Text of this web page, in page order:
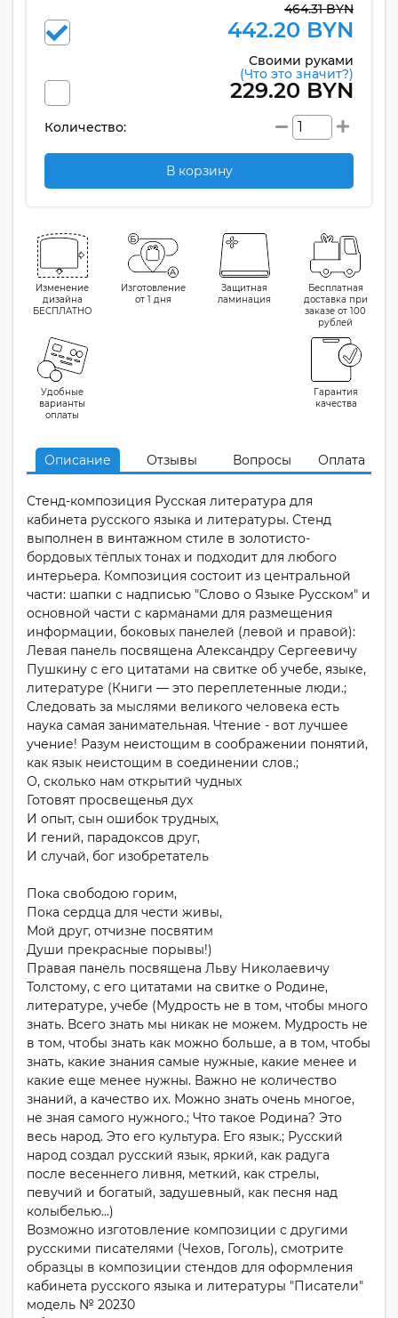
464.31 BYN
442.20 BYN
Своими руками
(Что это значит?)
229.20 BYN
Количество:
В корзину
Изменение
дизайна
БЕСПЛАТНО
Изготовление
от 1 дня
Защитная
ламинация
Бесплатная
доставка при
заказе от 100
рублей
Удобные
варианты
оплаты
Гарантия
качества
Описание Отзывы Вопросы Оплата
Стенд-композиция Русская литература для
кабинета русского языка и литературы. Стенд
выполнен в винтажном стиле в золотисто-
бордовых тёплых тонах и подходит для любого
интерьера. Композиция состоит из центральной
части: шапки с надписью "Слово о Языке Русском" и
основной части с карманами для размещения
информации, боковых панелей (левой и правой):
Левая панель посвящена Александру Сергеевичу
Пушкину с его цитатами на свитке об учебе, языке,
литературе (Книги — это переплетенные люди.;
Следовать за мыслями великого человека есть
наука самая занимательная. Чтение - вот лучшее
учение! Разум неистощим в соображении понятий,
как язык неистощим в соединении слов.;
О, сколько нам открытий чудных
Готовят просвещенья дух
И опыт, сын ошибок трудных,
И гений, парадоксов друг,
И случай, бог изобретатель
Пока свободою горим,
Пока сердца для чести живы,
Мой друг, отчизне посвятим
Души прекрасные порывы!)
Правая панель посвящена Льву Николаевичу
Толстому, с его цитатами на свитке о Родине,
литературе, учебе (Мудрость не в том, чтобы много
знать. Всего знать мы никак не можем. Мудрость не
в том, чтобы знать как можно больше, а в том, чтобы
знать, какие знания самые нужные, какие менее и
какие еще менее нужны. Важно не количество
знаний, а качество их. Можно знать очень многое,
не зная самого нужного.; Что такое Родина? Это
весь народ. Это его культура. Его язык.; Русский
народ создал русский язык, яркий, как радуга
после весеннего ливня, меткий, как стрелы,
певучий и богатый, задушевный, как песня над
колыбелью...)
Возможно изготовление композиции с другими
русскими писателями (Чехов, Гоголь), смотрите
образцы в композиции стендов для оформления
кабинета русского языка и литературы "Писатели"
модель № 20230